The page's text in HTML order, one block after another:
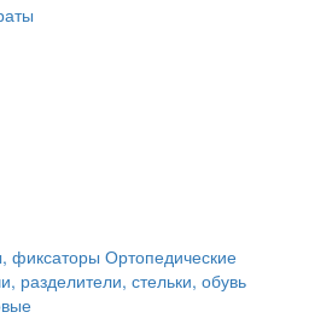
фиксаторы Ортопедические
разделители, стельки, обувь